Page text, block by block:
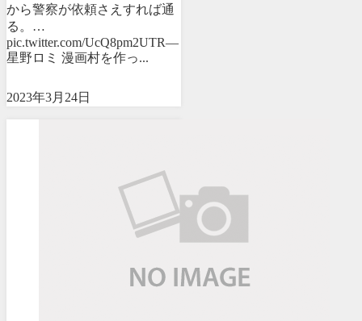
から警察が依頼さえすれば通
る。…
pic.twitter.com/UcQ8pm2UTR—
星野ロミ 漫画村を作っ...
2023年3月24日